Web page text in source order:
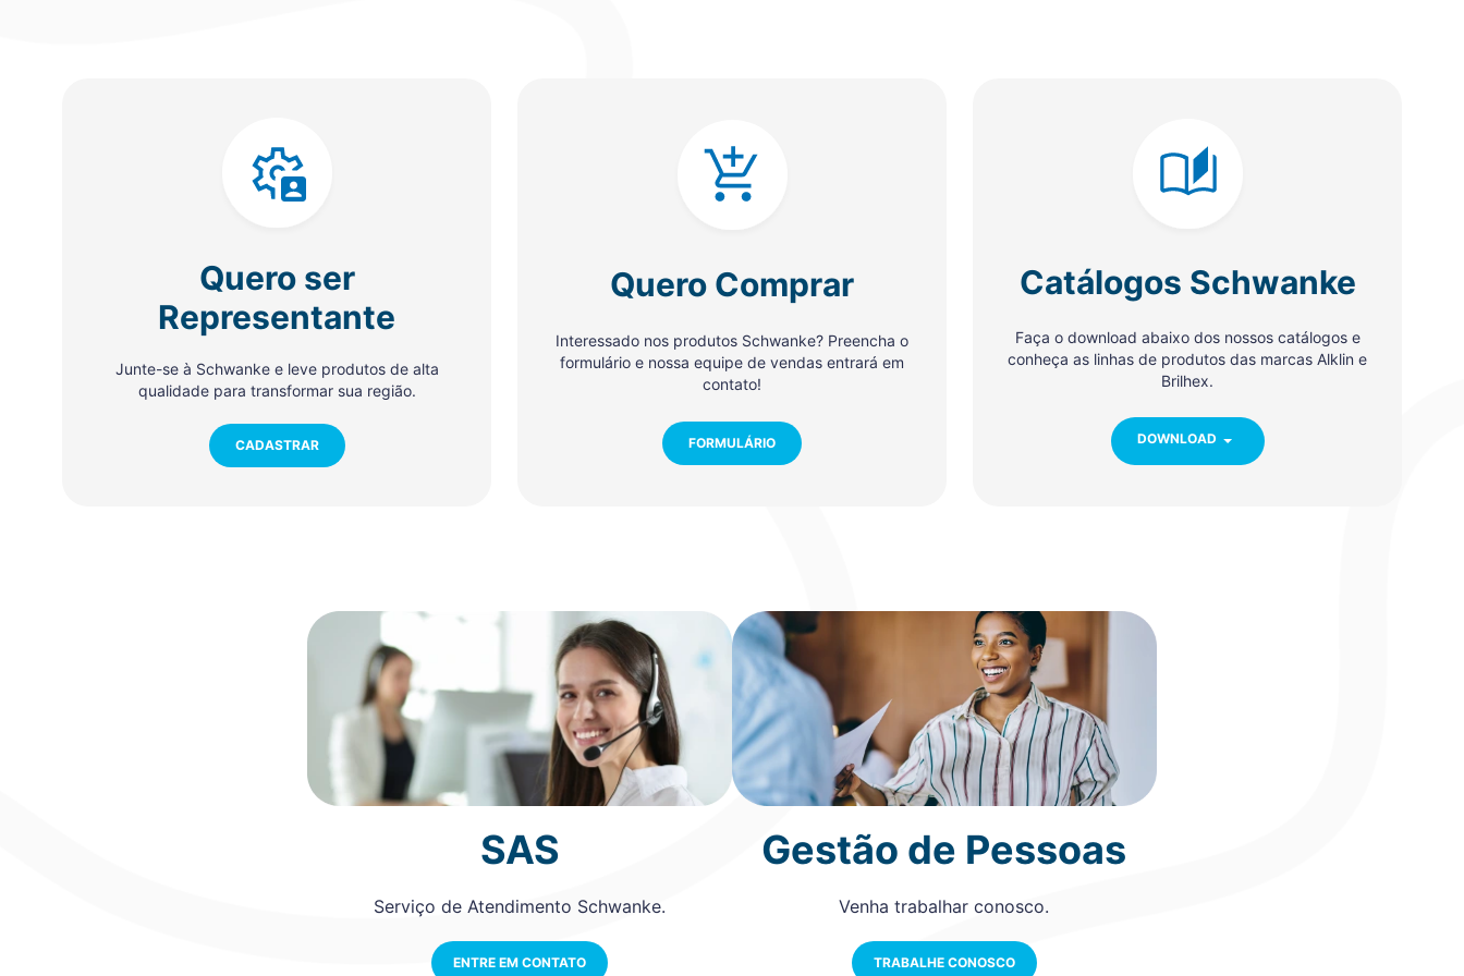
Quero ser
Representante
Junte-se à Schwanke e leve produtos de alta
qualidade para transformar sua região.
CADASTRAR
Quero Comprar
Interessado nos produtos Schwanke? Preencha o
formulário e nossa equipe de vendas entrará em
contato!
FORMULÁRIO
Catálogos Schwanke
Faça o download abaixo dos nossos catálogos e
conheça as linhas de produtos das marcas Alklin e
Brilhex.
DOWNLOAD
SAS
Serviço de Atendimento Schwanke.
ENTRE EM CONTATO
Gestão de Pessoas
Venha trabalhar conosco.
TRABALHE CONOSCO